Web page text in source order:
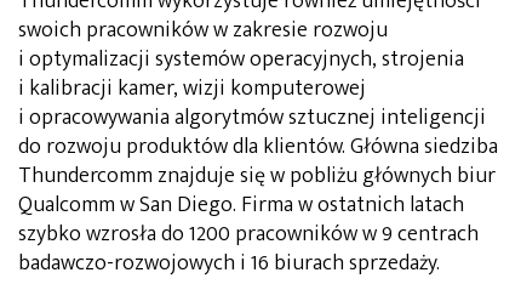
swoich pracowników w zakresie rozwoju
i optymalizacji systemów operacyjnych, strojenia
i kalibracji kamer, wizji komputerowej
i opracowywania algorytmów sztucznej inteligencji
do rozwoju produktów dla klientów. Główna siedziba
Thundercomm znajduje się w pobliżu głównych biur
Qualcomm w San Diego. Firma w ostatnich latach
szybko wzrosła do 1200 pracowników w 9 centrach
badawczo-rozwojowych i 16 biurach sprzedaży.